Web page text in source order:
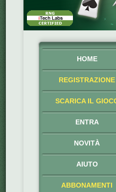
HOME
REGISTRAZIONE
SCARICA IL
ENTRA
NOVITÀ
AIUTO
ABBONAMENTI